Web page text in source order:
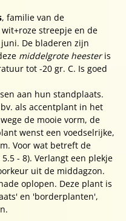
, familie van de
streepje en de
De bladeren zijn
middelgrote heesteris
tot -20 gr. C. Is goed
aan hun standplaats.
als accentplant in het
de mooie vorm, de
wenst een voedselrijke,
Voor wat betreft de
- 8). Verlangt een plekje
uit de middagzon.
oplopen. Deze plant is
en 'borderplanten',